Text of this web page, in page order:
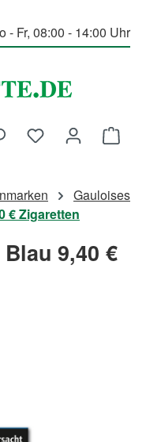
- Fr, 08:00 - 14:00 Uhr
Du hast 0
Gauloises
€ Zigaretten
9,40 €